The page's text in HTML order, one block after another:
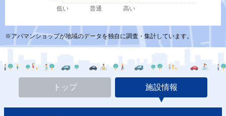
低い 普通 高い
※アパマンショップが地域のデータを独自に調査・集計しています。
トップ 施設情報